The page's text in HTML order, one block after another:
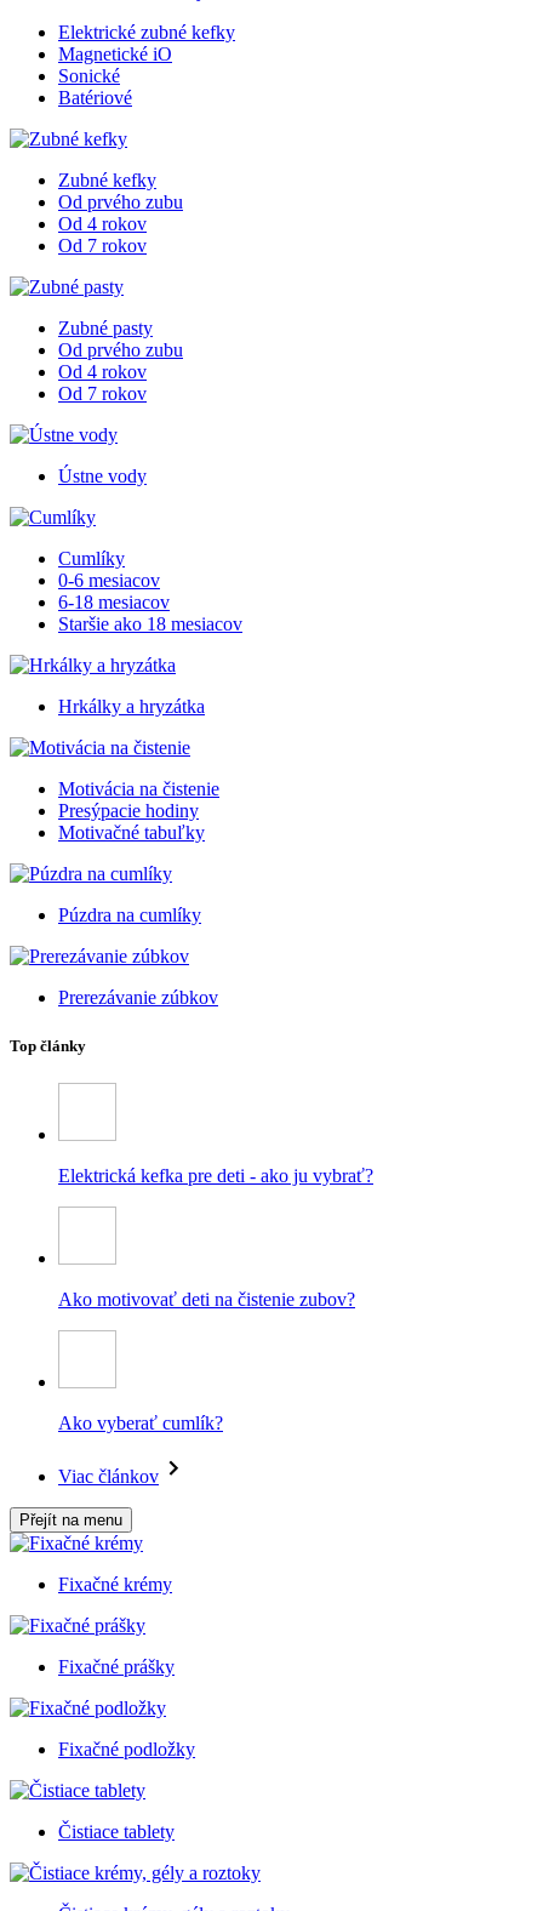
Elektrické zubné kefky
Magnetické iO
Sonické
Batériové
Zubné kefky
Od prvého zubu
Od 4 rokov
Od 7 rokov
Zubné pasty
Od prvého zubu
Od 4 rokov
Od 7 rokov
Ústne vody
Cumlíky
0-6 mesiacov
6-18 mesiacov
Staršie ako 18 mesiacov
Hrkálky a hryzátka
Motivácia na čistenie
Presýpacie hodiny
Motivačné tabuľky
Púzdra na cumlíky
Prerezávanie zúbkov
Top články
Elektrická kefka pre deti - ako ju vybrať?
Ako motivovať deti na čistenie zubov?
Ako vyberať cumlík?
Viac článkov
Přejít na menu
Fixačné krémy
Fixačné prášky
Fixačné podložky
Čistiace tablety